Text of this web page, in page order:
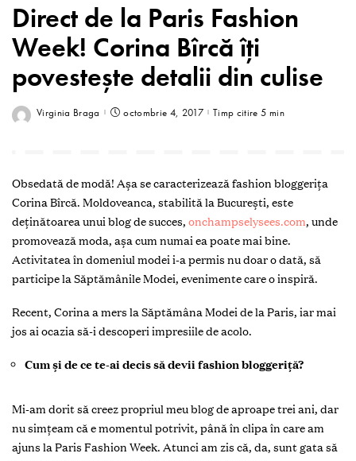
Direct de la Paris Fashion
Week! Corina Bîrcă îți
povestește detalii din culise
Virginia Braga octombrie 4, 2017 Timp citire 5 min
Obsedată de modă! Așa se caracterizează fashion bloggerița
Corina Bîrcă. Moldoveanca, stabilită la București, este
deținătoarea unui blog de succes, onchampselysees.com, unde
promovează moda, așa cum numai ea poate mai bine.
Activitatea în domeniul modei i-a permis nu doar o dată, să
participe la Săptămânile Modei, evenimente care o inspiră.
Recent, Corina a mers la Săptămâna Modei de la Paris, iar mai
jos ai ocazia să-i descoperi impresiile de acolo.
Cum şi de ce te-ai decis să devii fashion bloggeriţă?
Mi-am dorit să creez propriul meu blog de aproape trei ani, dar
nu simţeam că e momentul potrivit, până în clipa în care am
ajuns la Paris Fashion Week. Atunci am zis că, da, sunt gata să